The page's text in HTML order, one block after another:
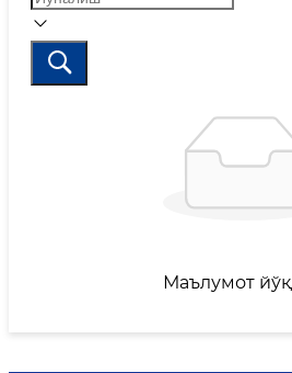
Маълумот йўқ